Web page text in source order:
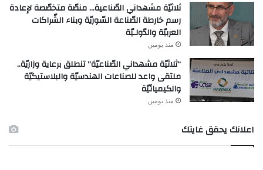
ثلاثيّة مشهداني الصّناعية… منصّة متخصّصة لإعادة
رسم خارطة الصّناعة السّوريّة وبناء الشّراكات
العربيّة والدّولـيّة
منذ يومين
“ثلاثيّة مشهداني الصّناعيّة” تنطلق برعاية وزاريّة..
ملتقى واعد للصناعات الهندسيّة والبلاستيكيّة
والكيميائيّة
منذ يومين
اعلانك يحقق غايتك